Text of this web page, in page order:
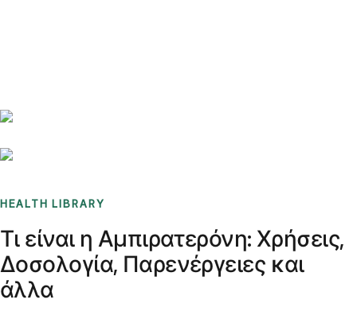
HEALTH LIBRARY
Τι είναι η Αμπιρατερόνη: Χρήσεις,
Δοσολογία, Παρενέργειες και
άλλα